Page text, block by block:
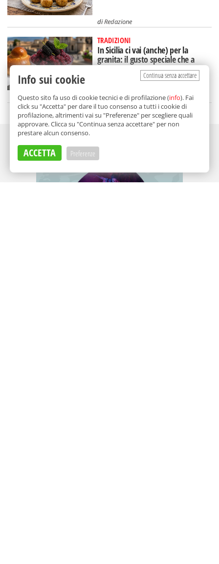
diRedazione
TRADIZIONI
In Sicilia ci vai (anche) per la
granita: il gusto speciale che a
Catania mangi a colazione
diNicoletta Dammone Sessa
Continua senza accettare
Info sui cookie
Questo sito fa uso di cookie tecnici e di profilazione (info). Fai
click su "Accetta" per dare il tuo consenso a tutti i cookie di
profilazione, altrimenti vai su "Preferenze" per scegliere quali
approvare. Clicca su "Continua senza accettare" per non
prestare alcun consenso.
ACCETTA Preferenze